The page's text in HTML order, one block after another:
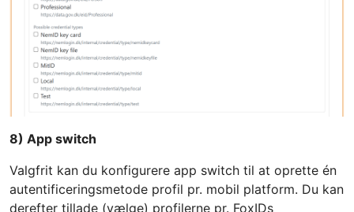
8) App switch
Valgfrit kan du konfigurere app switch til at oprette én
autentificeringsmetode profil pr. mobil platform. Du kan
derefter tillade (vælge) profilerne pr. FoxIDs